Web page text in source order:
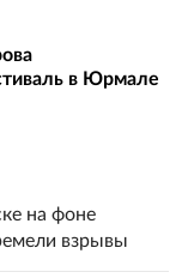
в Юрмале
на фоне
взрывы